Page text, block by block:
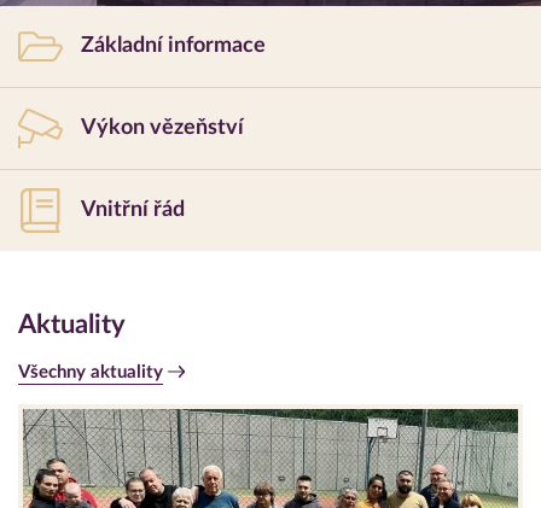
navigaceZákladní informace
Výkon vězeňství
Vnitřní řád
Aktuality
Všechny aktuality